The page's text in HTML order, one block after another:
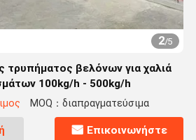
3/5
τρυπήματος βελόνων για χαλιά
100kg/h - 500kg/h
MOQ：διαπραγματεύσιμα
Επικοινωνήστε